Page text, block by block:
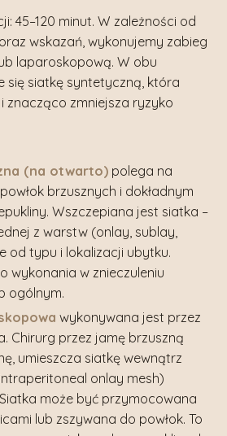
45–120 minut. W zależności od
wskazań, wykonujemy zabieg
laparoskopową. W obu
się siatkę syntetyczną, która
znacząco zmniejsza ryzyko
(na otwarto) polega na
brzusznych i dokładnym
Wszczepiana jest siatka –
z warstw (onlay, sublay,
od typu i lokalizacji ubytku.
wykonania w znieczuleniu
ogólnym.
wykonywana jest przez
Chirurg przez jamę brzuszną
umieszcza siatkę wewnątrz
onlay mesh)
może być przymocowana
lub zszywana do powłok. To